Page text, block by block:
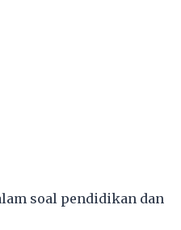
soal pendidikan dan